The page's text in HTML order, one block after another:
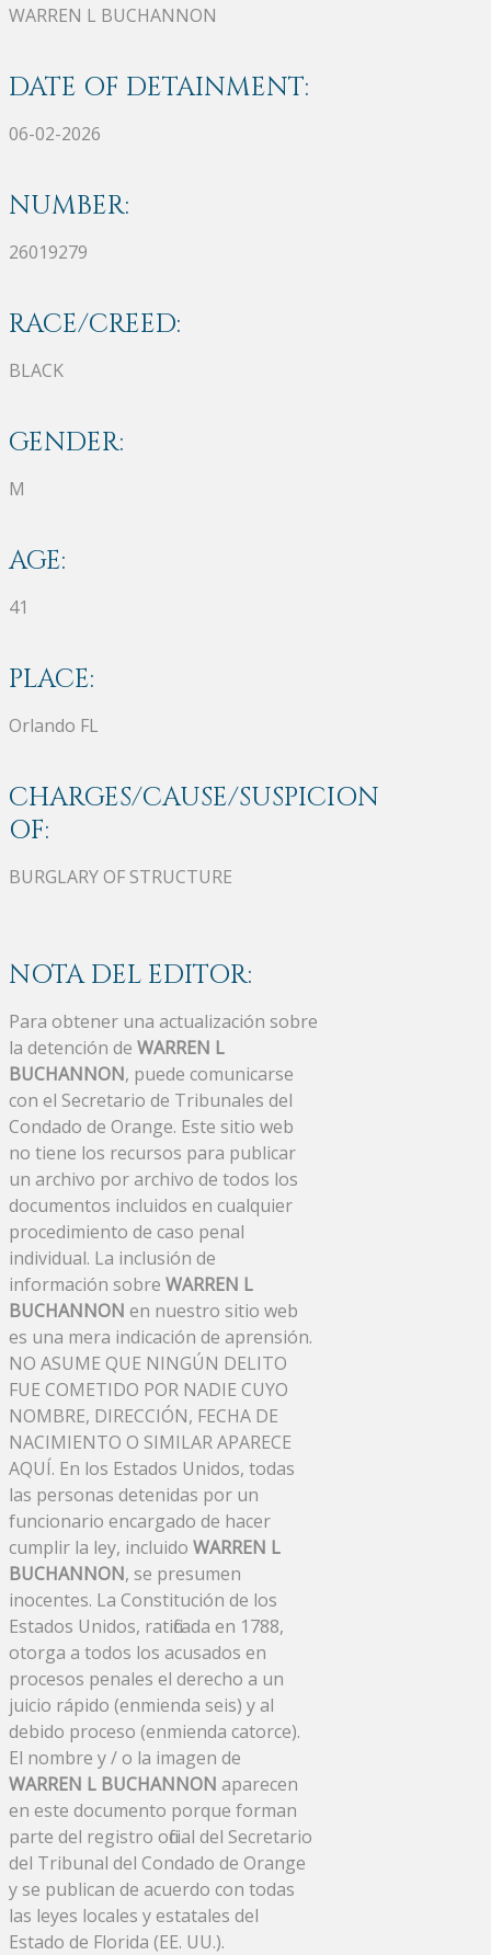
WARREN L BUCHANNON
DATE OF DETAINMENT:
06-02-2026
NUMBER:
26019279
RACE/CREED:
BLACK
GENDER:
M
AGE:
41
PLACE:
Orlando FL
CHARGES/CAUSE/SUSPICION
OF:
BURGLARY OF STRUCTURE
NOTA DEL EDITOR:
Para obtener una actualización sobre
la detención de WARREN L
BUCHANNON, puede comunicarse
con el Secretario de Tribunales del
Condado de Orange. Este sitio web
no tiene los recursos para publicar
un archivo por archivo de todos los
documentos incluidos en cualquier
procedimiento de caso penal
individual. La inclusión de
información sobre WARREN L
BUCHANNON en nuestro sitio web
es una mera indicación de aprensión.
NO ASUME QUE NINGÚN DELITO
FUE COMETIDO POR NADIE CUYO
NOMBRE, DIRECCIÓN, FECHA DE
NACIMIENTO O SIMILAR APARECE
AQUÍ. En los Estados Unidos, todas
las personas detenidas por un
funcionario encargado de hacer
cumplir la ley, incluido WARREN L
BUCHANNON, se presumen
inocentes. La Constitución de los
Estados Unidos, ratificada en 1788,
otorga a todos los acusados ​​en
procesos penales el derecho a un
juicio rápido (enmienda seis) y al
debido proceso (enmienda catorce).
El nombre y / o la imagen de
WARREN L BUCHANNON aparecen
en este documento porque forman
parte del registro oficial del Secretario
del Tribunal del Condado de Orange
y se publican de acuerdo con todas
las leyes locales y estatales del
Estado de Florida (EE. UU.).